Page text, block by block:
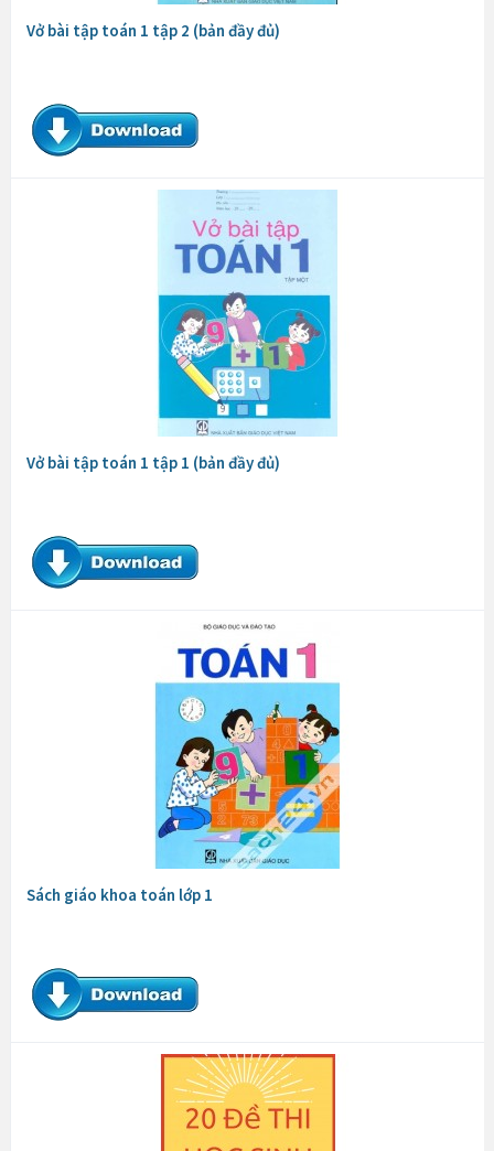
Vở bài tập toán 1 tập 2 (bản đầy đủ)
Vở bài tập toán 1 tập 1 (bản đầy đủ)
Sách giáo khoa toán lớp 1